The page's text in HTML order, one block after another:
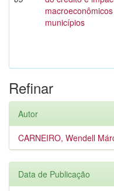
municípios
Refinar
Autor
CARNEIRO, Wendell
Data de Publicação